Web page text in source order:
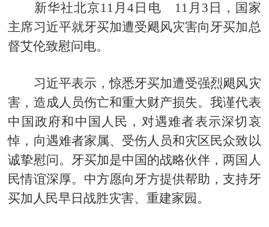
新华社北京11月4日电 11月3日，国家
主席习近平就牙买加遭受飓风灾害向牙买加总
督艾伦致慰问电。
习近平表示，惊悉牙买加遭受强烈飓风灾
害，造成人员伤亡和重大财产损失。我谨代表
中国政府和中国人民，对遇难者表示深切哀
悼，向遇难者家属、受伤人员和灾区民众致以
诚挚慰问。牙买加是中国的战略伙伴，两国人
民情谊深厚。中方愿向牙方提供帮助，支持牙
买加人民早日战胜灾害、重建家园。